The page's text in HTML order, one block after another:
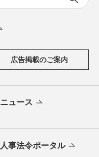
広告掲載のご案内
ニュース
人事法令ポータル